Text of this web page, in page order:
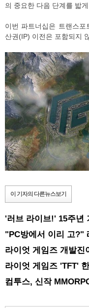
의 중요한 다음 단계를 밟
이번 파트너십은 트랜스
산권(IP) 이전은 포함되지
이 기자의 다른뉴스보기
'러브 라이브!' 15주년
"PC방에서 이리 고?"
라이엇 게임즈 개발진
라이엇 게임즈 'TFT'
컴투스, 신작